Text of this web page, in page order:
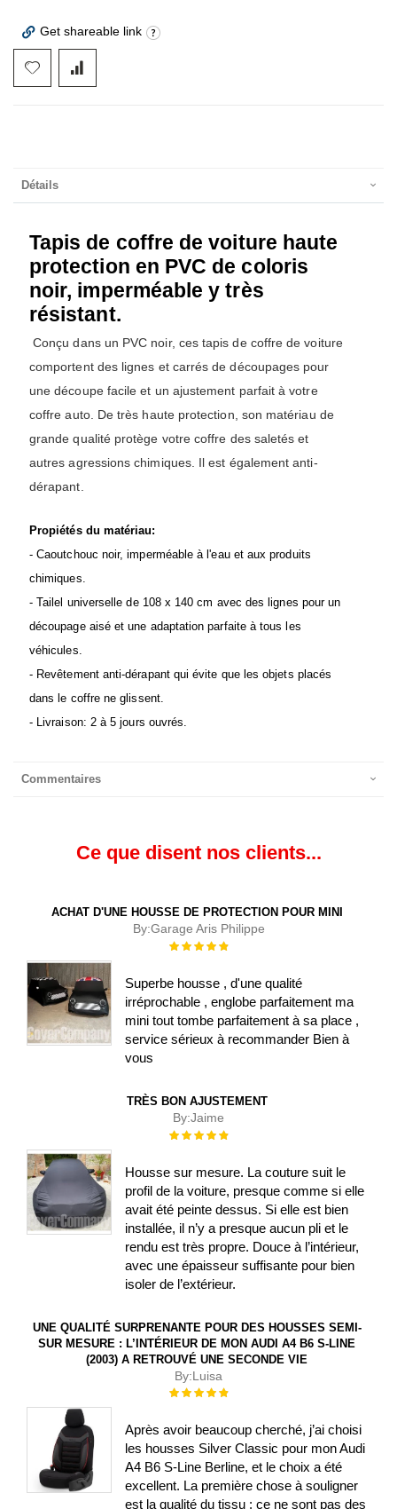
Get shareable link
Détails
Tapis de coffre de voiture haute
protection en PVC de coloris
noir, imperméable y très
résistant.
Conçu dans un PVC noir, ces tapis de coffre de voiture
comportent des lignes et carrés de découpages pour
une découpe facile et un ajustement parfait à votre
coffre auto. De très haute protection, son matériau de
grande qualité protège votre coffre des saletés et
autres agressions chimiques. Il est également anti-
dérapant.
Propiétés du matériau:
- Caoutchouc noir, imperméable à l'eau et aux produits
chimiques.
- Tailel universelle de 108 x 140 cm avec des lignes pour un
découpage aisé et une adaptation parfaite à tous les
véhicules.
- Revêtement anti-dérapant qui évite que les objets placés
dans le coffre ne glissent.
- Livraison: 2 à 5 jours ouvrés.
Commentaires
Ce que disent nos clients...
ACHAT D'UNE HOUSSE DE PROTECTION POUR MINI
By:Garage Aris Philippe
Évaluation :
Superbe housse , d'une qualité
irréprochable , englobe parfaitement ma
mini tout tombe parfaitement à sa place ,
service sérieux à recommander Bien à
vous
TRÈS BON AJUSTEMENT
By:Jaime
Évaluation :
Housse sur mesure. La couture suit le
profil de la voiture, presque comme si elle
avait été peinte dessus. Si elle est bien
installée, il n’y a presque aucun pli et le
rendu est très propre. Douce à l’intérieur,
avec une épaisseur suffisante pour bien
isoler de l’extérieur.
UNE QUALITÉ SURPRENANTE POUR DES HOUSSES SEMI-
SUR MESURE : L’INTÉRIEUR DE MON AUDI A4 B6 S-LINE
(2003) A RETROUVÉ UNE SECONDE VIE
By:Luisa
Évaluation :
Après avoir beaucoup cherché, j’ai choisi
les housses Silver Classic pour mon Audi
A4 B6 S-Line Berline, et le choix a été
excellent. La première chose à souligner
est la qualité du tissu : ce ne sont pas des